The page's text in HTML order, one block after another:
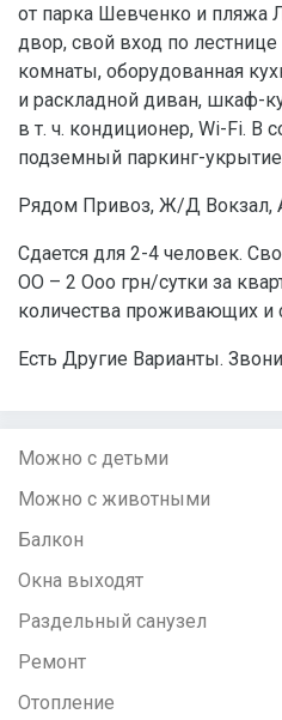
от парка Шевченко и пляжа
двор, свой вход по
комнаты, оборудованная
и раскладной диван, шкаф-
в т. ч. кондиционер, Wi-Fi.
подземный паркинг-
Рядом Привоз, Ж/Д Вокзал,
Сдается для 2-4 человек.
ОО – 2 Ооо грн/сутки за
количества проживающих и
Есть Другие Варианты.
Можно с детьми
Можно с животными
Балкон
Окна выходят
Раздельный санузел
Ремонт
Отопление